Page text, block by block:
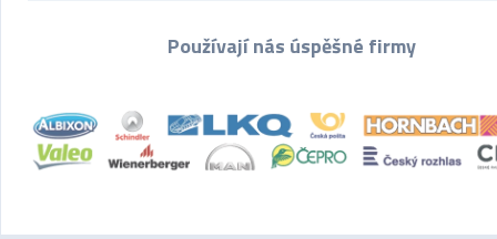
Používají nás úspěšné firmy